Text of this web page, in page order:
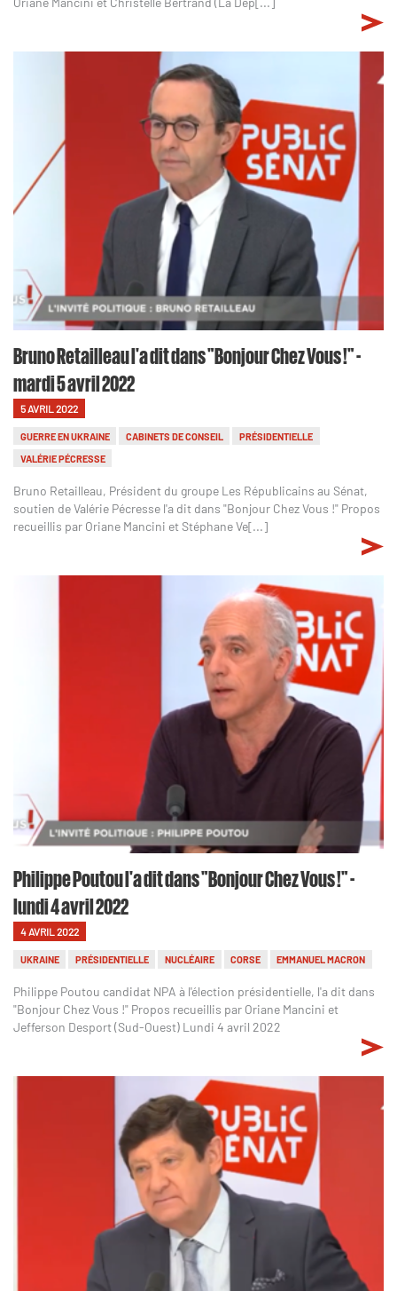
Bruno Retailleau l'a dit dans "Bonjour Chez Vous !" -
mardi 5 avril 2022
5 AVRIL 2022
GUERRE EN UKRAINE CABINETS DE CONSEIL
PRÉSIDENTIELLE
VALÉRIE PÉCRESSE
Bruno Retailleau, Président du groupe Les Républicains au Sénat,
soutien de Valérie Pécresse l'a dit dans "Bonjour Chez Vous !" Propos
recueillis par Oriane Mancini et Stéphane Ve[...]
Philippe Poutou l'a dit dans "Bonjour Chez Vous !" -
lundi 4 avril 2022
4 AVRIL 2022
UKRAINE PRÉSIDENTIELLE NUCLÉAIRE CORSE EMMANUEL MACRON
Philippe Poutou candidat NPA à l'élection présidentielle, l'a dit dans
"Bonjour Chez Vous !" Propos recueillis par Oriane Mancini et
Jefferson Desport (Sud-Ouest) Lundi 4 avril 2022